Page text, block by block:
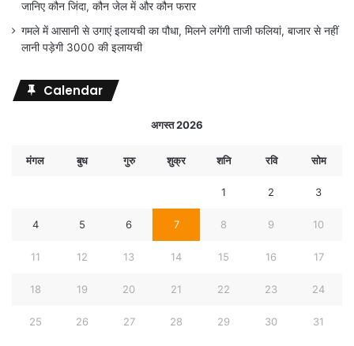
जानिए कौन जिंदा, कौन जेल में और कौन फरार
गमले में आसानी से उगाएं इलायची का पौधा, मिलने लगेंगी ताजी फलियां, बाजार से नहीं
लानी पड़ेगी 3000 की इलायची
Calendar
अगस्त 2026
मंगल बुध गुरु शुक्र शनि रवि सोम
1 2 3
4 5 6 7 8 9 10
11 12 13 14 15 16 17
18 19 20 21 22 23 24
25 26 27 28 29 30 31